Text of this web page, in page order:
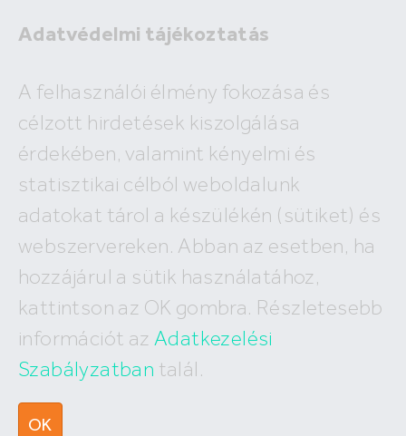
Adatvédelmi tájékoztatás
A felhasználói élmény fokozása és
célzott hirdetések kiszolgálása
érdekében, valamint kényelmi és
statisztikai célból weboldalunk
adatokat tárol a készülékén (sütiket) és
webszervereken. Abban az esetben, ha
hozzájárul a sütik használatához,
kattintson az OK gombra. Részletesebb
információt az Adatkezelési
Szabályzatban talál.
OK
Eladó
Kiadó
Budapest ×
Budapest Megyék, városok
I. kerület
III. kerület
XI. kerület
XXII. kerület
IV. kerület
VI. kerület
VII. kerület
VIII. kerület
IX. kerület
X. kerület
XV. kerület
XVII. kerület
XVIII. kerület
XX. kerület
Keresés
Eladó Budapesti lakások
találat, megjelenítve 1-20
12